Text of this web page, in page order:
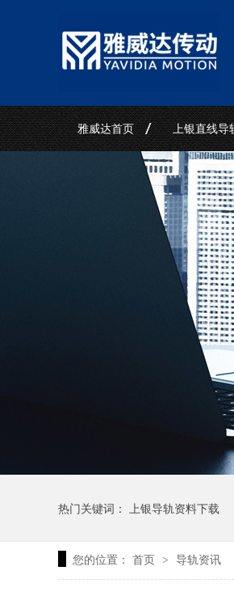
雅威达首页 上银直线导
热门关键词： 上银导轨资料下载
您的位置： 首页 > 导轨资讯